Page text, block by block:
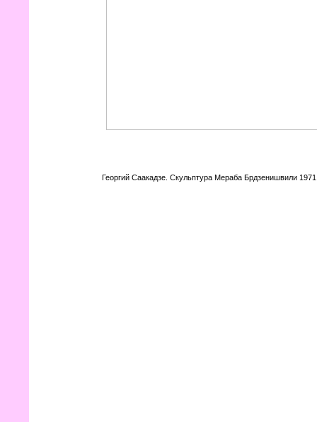
Георгий Саакадзе. Скульптура Мераба Брдзенишвили 1971